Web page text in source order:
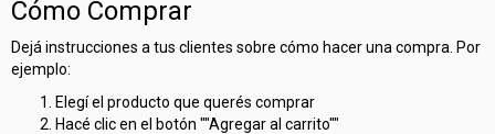
Cómo Comprar
Dejá instrucciones a tus clientes sobre cómo hacer una compra. Por
ejemplo:
Elegí el producto que querés comprar
Hacé clic en el botón ""Agregar al carrito""